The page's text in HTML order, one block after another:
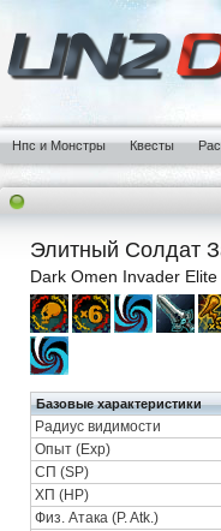
Нпс и Монстры Квесты
Элитный Солдат
Dark Omen Invader
Базовые характеристики
Радиус видимости
Опыт (Exp)
СП (SP)
ХП (HP)
Физ. Атака (P. Atk.)